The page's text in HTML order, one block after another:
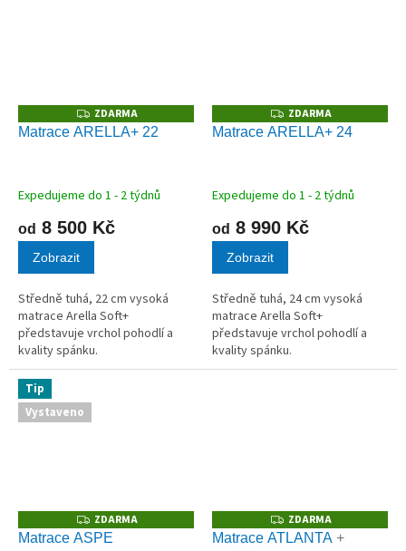
Z
D
A
ZDARMA
Matrace ARELLA+ 22
Expedujeme do 1 - 2 týdnů
od 8 500 Kč
Zobrazit
Středně tuhá, 22 cm vysoká
matrace Arella Soft+
představuje vrchol pohodlí a
kvality spánku.
Z
D
A
ZDARMA
Matrace ARELLA+ 24
Expedujeme do 1 - 2 týdnů
od 8 990 Kč
Zobrazit
Středně tuhá, 24 cm vysoká
matrace Arella Soft+
představuje vrchol pohodlí a
kvality spánku.
Tip
Vystaveno
Z
D
A
ZDARMA
Matrace ASPE
Z
D
A
ZDARMA
Matrace ATLANTA +